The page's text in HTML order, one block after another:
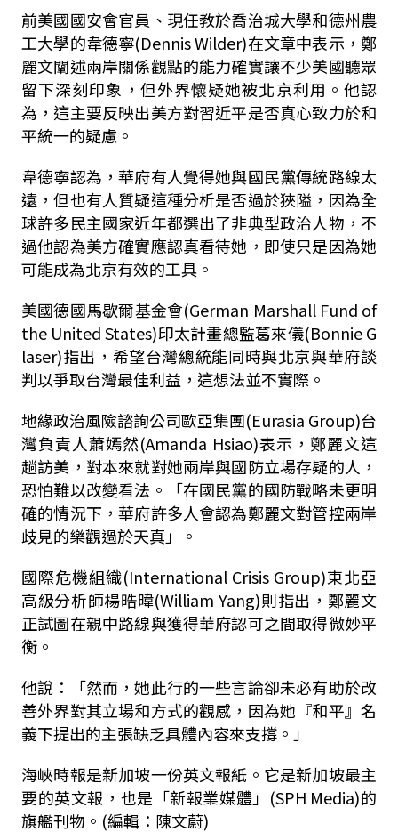
前美國國安會官員、現任教於喬治城大學和德州農
工大學的韋德寧(Dennis Wilder)在文章中表示，鄭
麗文闡述兩岸關係觀點的能力確實讓不少美國聽眾
留下深刻印象，但外界懷疑她被北京利用。他認
為，這主要反映出美方對習近平是否真心致力於和
平統一的疑慮。
韋德寧認為，華府有人覺得她與國民黨傳統路線太
遠，但也有人質疑這種分析是否過於狹隘，因為全
球許多民主國家近年都選出了非典型政治人物，不
過他認為美方確實應認真看待她，即使只是因為她
可能成為北京有效的工具。
美國德國馬歇爾基金會(German Marshall Fund of
the United States)印太計畫總監葛來儀(Bonnie G
laser)指出，希望台灣總統能同時與北京與華府談
判以爭取台灣最佳利益，這想法並不實際。
地緣政治風險諮詢公司歐亞集團(Eurasia Group)台
灣負責人蕭嫣然(Amanda Hsiao)表示，鄭麗文這
趟訪美，對本來就對她兩岸與國防立場存疑的人，
恐怕難以改變看法。「在國民黨的國防戰略未更明
確的情況下，華府許多人會認為鄭麗文對管控兩岸
歧見的樂觀過於天真」。
國際危機組織(International Crisis Group)東北亞
高級分析師楊晧暐(William Yang)則指出，鄭麗文
正試圖在親中路線與獲得華府認可之間取得微妙平
衡。
他說：「然而，她此行的一些言論卻未必有助於改
善外界對其立場和方式的觀感，因為她『和平』名
義下提出的主張缺乏具體內容來支撐。」
海峽時報是新加坡一份英文報紙。它是新加坡最主
要的英文報，也是「新報業媒體」(SPH Media)的
旗艦刊物。(編輯：陳文蔚)